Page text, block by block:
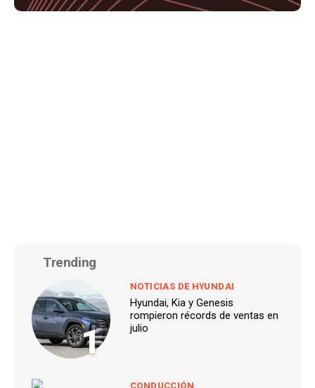
Trending
1
NOTICIAS DE HYUNDAI
Hyundai, Kia y Genesis
rompieron récords de ventas en
julio
CONDUCCIÓN